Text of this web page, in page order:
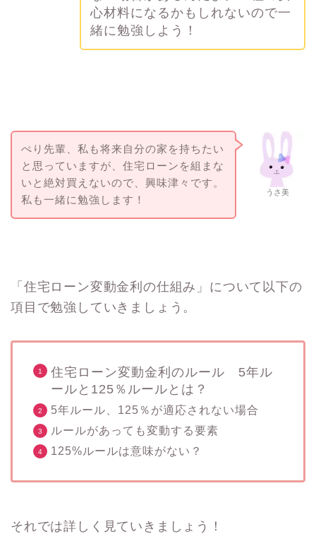
心材料になるかもしれないので一
緒に勉強しよう！
うさ美
ぺり先輩、私も将来自分の家を持ちたい
と思っていますが、住宅ローンを組まな
いと絶対買えないので、興味津々です。
私も一緒に勉強します！
「住宅ローン変動金利の仕組み」について以下の
項目で勉強していきましょう。
住宅ローン変動金利のルール 5年ル
ールと125％ルールとは？
5年ルール、125％が適応されない場合
ルールがあっても変動する要素
125%ルールは意味がない？
それでは詳しく見ていきましょう！